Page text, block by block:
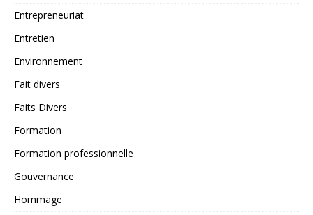
Entrepreneuriat
Entretien
Environnement
Fait divers
Faits Divers
Formation
Formation professionnelle
Gouvernance
Hommage